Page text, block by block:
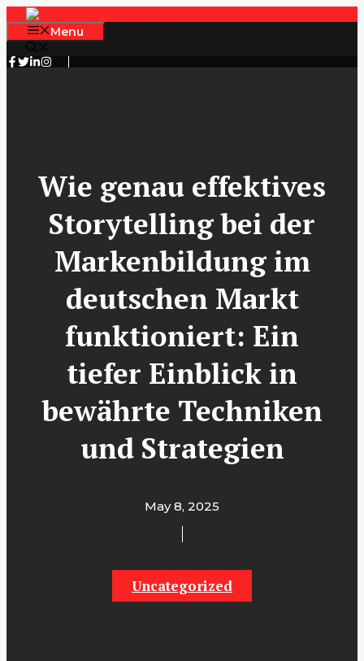
Skip
to
content
Menu
Wie genau effektives
Storytelling bei der
Markenbildung im
deutschen Markt
funktioniert: Ein
tiefer Einblick in
bewährte Techniken
und Strategien
May 8, 2025
Uncategorized